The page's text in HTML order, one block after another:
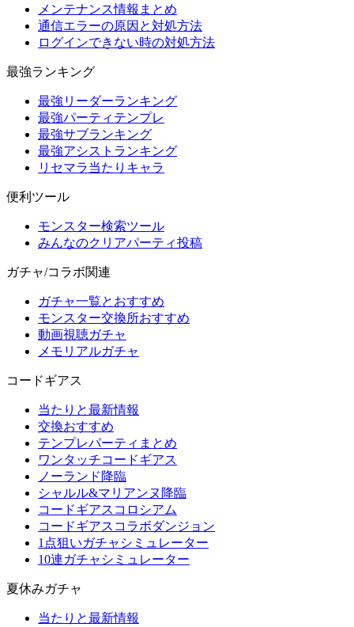
メンテナンス情報まとめ
通信エラーの原因と対処方法
ログインできない時の対処方法
最強ランキング
最強リーダーランキング
最強パーティテンプレ
最強サブランキング
最強アシストランキング
リセマラ当たりキャラ
便利ツール
モンスター検索ツール
みんなのクリアパーティ投稿
ガチャ/コラボ関連
ガチャ一覧とおすすめ
モンスター交換所おすすめ
動画視聴ガチャ
メモリアルガチャ
コードギアス
当たりと最新情報
交換おすすめ
テンプレパーティまとめ
ワンタッチコードギアス
ノーランド降臨
シャルル&マリアンヌ降臨
コードギアスコロシアム
コードギアスコラボダンジョン
1点狙いガチャシミュレーター
10連ガチャシミュレーター
夏休みガチャ
当たりと最新情報